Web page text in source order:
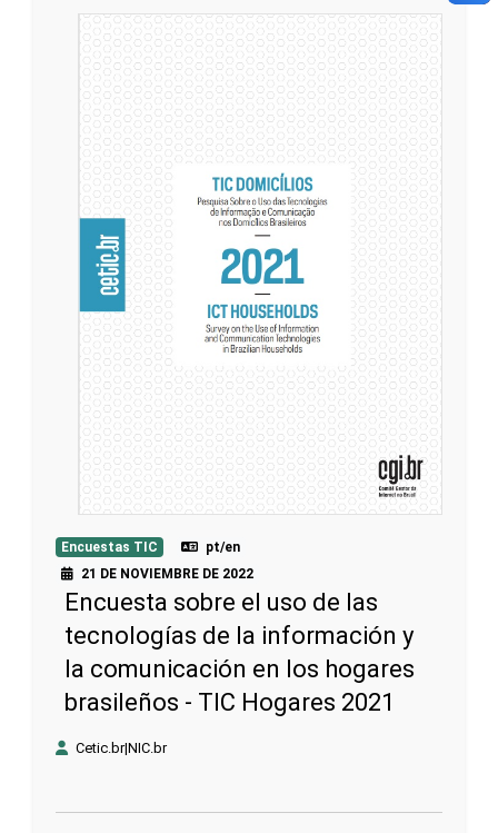
Encuestas TIC
pt/en
21 DE NOVIEMBRE DE 2022
Encuesta sobre el uso de las
tecnologías de la información y
la comunicación en los hogares
brasileños - TIC Hogares 2021
Cetic.br|NIC.br